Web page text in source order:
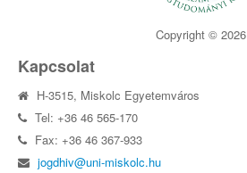
Copyright © 2026
Kapcsolat
H-3515, Miskolc Egyetemváros
Tel: +36 46 565-170
Fax: +36 46 367-933
jogdhiv@uni-miskolc.hu